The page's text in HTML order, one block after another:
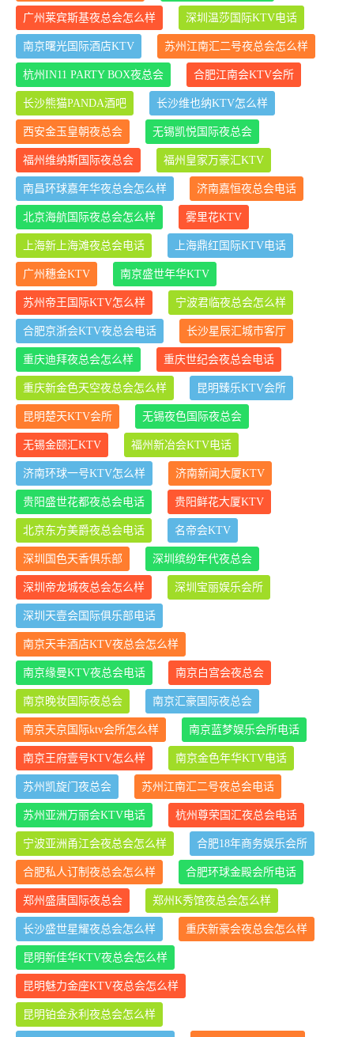
广州莱宾斯基夜总会怎么样 深圳温莎国际KTV电话
南京曙光国际酒店KTV 苏州江南汇二号夜总会怎么样
杭州IN11 PARTY BOX夜总会 合肥江南会KTV会所
长沙熊猫PANDA酒吧 长沙维也纳KTV怎么样
西安金玉皇朝夜总会 无锡凯悦国际夜总会
福州维纳斯国际夜总会 福州皇家万豪汇KTV
南昌环球嘉年华夜总会怎么样 济南嘉恒夜总会电话
北京海航国际夜总会怎么样 雾里花KTV
上海新上海滩夜总会电话 上海鼎红国际KTV电话
广州穗金KTV 南京盛世年华KTV
苏州帝王国际KTV怎么样 宁波君临夜总会怎么样
合肥京浙会KTV夜总会电话 长沙星辰汇城市客厅
重庆迪拜夜总会怎么样 重庆世纪会夜总会电话
重庆新金色天空夜总会怎么样 昆明臻乐KTV会所
昆明楚天KTV会所 无锡夜色国际夜总会
无锡金颐汇KTV 福州新冶会KTV电话
济南环球一号KTV怎么样 济南新闻大厦KTV
贵阳盛世花都夜总会电话 贵阳鲜花大厦KTV
北京东方美爵夜总会电话 名帝会KTV
深圳国色天香俱乐部 深圳缤纷年代夜总会
深圳帝龙城夜总会怎么样 深圳宝丽娱乐会所
深圳天壹会国际俱乐部电话
南京天丰酒店KTV夜总会怎么样
南京缘曼KTV夜总会电话 南京白宫会夜总会
南京晚妆国际夜总会 南京汇豪国际夜总会
南京天京国际ktv会所怎么样 南京蓝梦娱乐会所电话
南京王府壹号KTV怎么样 南京金色年华KTV电话
苏州凯旋门夜总会 苏州江南汇二号夜总会电话
苏州亚洲万丽会KTV电话 杭州尊荣国汇夜总会电话
宁波亚洲甬江会夜总会怎么样 合肥18年商务娱乐会所
合肥私人订制夜总会怎么样 合肥环球金殿会所电话
郑州盛唐国际夜总会 郑州K秀馆夜总会怎么样
长沙盛世星耀夜总会怎么样 重庆新豪会夜总会怎么样
昆明新佳华KTV夜总会怎么样
昆明魅力金座KTV夜总会怎么样
昆明铂金永利夜总会怎么样